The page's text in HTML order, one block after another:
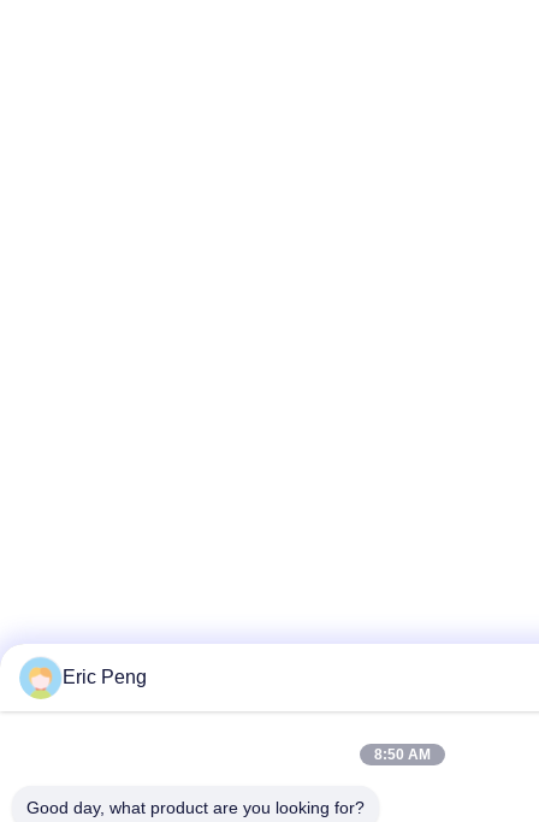
Eric Peng
8:50 AM
Good day, what product are you looking for?